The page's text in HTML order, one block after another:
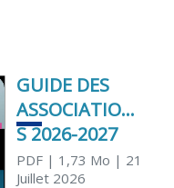
GUIDE DES
ASSOCIATION
S 2026-2027
PDF| 1,73 Mo | 21
Juillet 2026